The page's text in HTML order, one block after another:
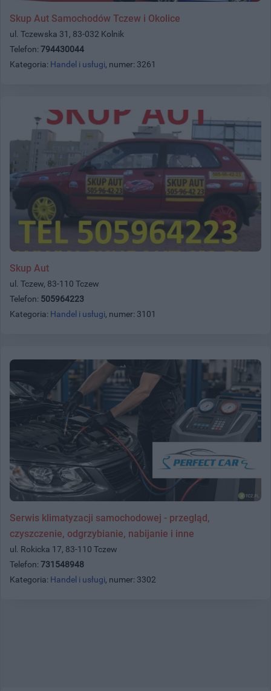
Skup Aut Samochodów Tczew i Okolice
ul. Tczewska 31, 83-032 Kolnik
Telefon: 794430044
Kategoria: Handel i usługi, numer: 3261
Skup Aut
ul. Tczew, 83-110 Tczew
Telefon: 505964223
Kategoria: Handel i usługi, numer: 3101
Serwis klimatyzacji samochodowej - przegląd,
czyszczenie, odgrzybianie, nabijanie i inne
ul. Rokicka 17, 83-110 Tczew
Telefon: 731548948
Kategoria: Handel i usługi, numer: 3302